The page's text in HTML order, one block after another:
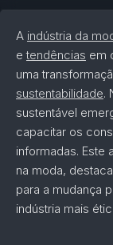
A indústria da
etendências em
uma
sustentabilidade.
sustentável
capacitar os
informadas. Este
na moda,
para a mudança
indústria mais